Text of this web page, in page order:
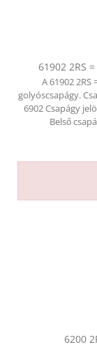
61902 2RS
A 61902 2RS
golyóscsapágy.
6902 Csapágy
Belső
6200